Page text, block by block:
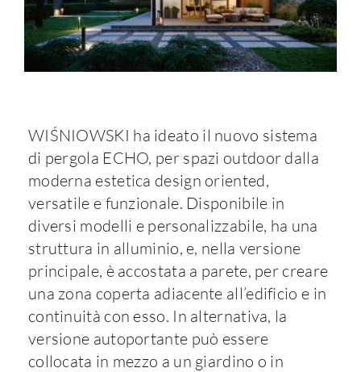
WIŚNIOWSKI ha ideato il nuovo sistema
di pergola ECHO, per spazi outdoor dalla
moderna estetica design oriented,
versatile e funzionale. Disponibile in
diversi modelli e personalizzabile, ha una
struttura in alluminio, e, nella versione
principale, è accostata a parete, per creare
una zona coperta adiacente all’edificio e in
continuità con esso. In alternativa, la
versione autoportante può essere
collocata in mezzo a un giardino o in